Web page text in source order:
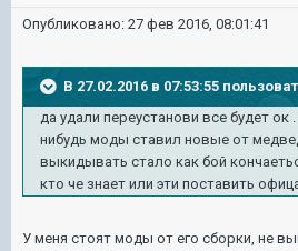
Опубликовано: 27 фев 2016, 08:01:41
В 27.02.2016 в 07:53:55
да удали переустанови все будет ок
нибудь моды ставил новые от
выкидывать стало как бой
кто че знает или эти поставить
У меня стоят моды от его сборки, не